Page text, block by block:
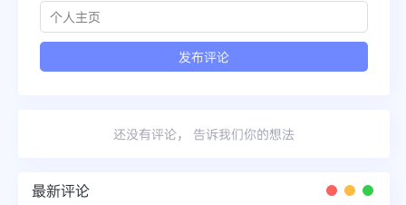
还没有评论， 告诉我们你的想法
最新评论